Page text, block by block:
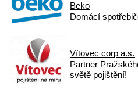
Beko
Domácí
Vítovec corp a.s.
Partner
světě pojištění!